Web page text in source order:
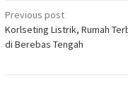
Post
navigation
Previous post
Korlseting Listrik, Rumah
di Berebas Tengah